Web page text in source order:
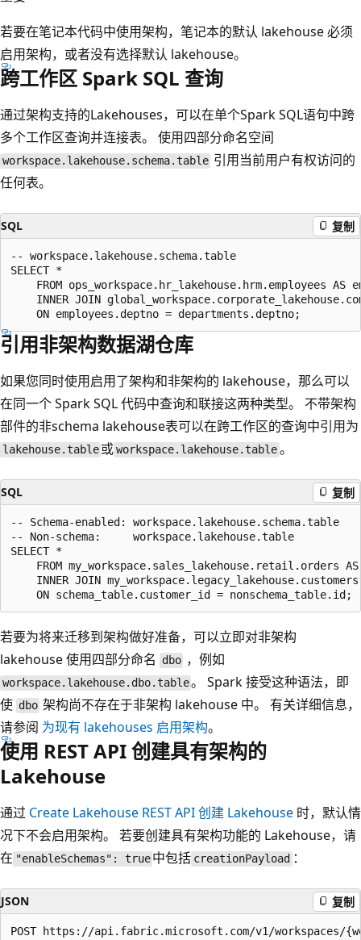
若要在笔记本代码中使用架构，笔记本的默认 lakehouse 必须
启用架构，或者没有选择默认 lakehouse。
跨工作区 Spark SQL 查询
通过架构支持的Lakehouses，可以在单个Spark SQL语句中跨
多个工作区查询并连接表。 使用四部分命名空间
workspace.lakehouse.schema.table 引用当前用户有权访问的
任何表。
SQL 复制
-- workspace.lakehouse.schema.table
SELECT *
FROM ops_workspace.hr_lakehouse.hrm.employees AS
INNER JOIN
引用非架构数据湖仓库
如果您同时使用启用了架构和非架构的 lakehouse，那么可以
在同一个 Spark SQL 代码中查询和联接这两种类型。 不带架构
部件的非schema lakehouse表可以在跨工作区的查询中引用为
lakehouse.table 或workspace.lakehouse.table。
SQL 复制
-- Schema-enabled: workspace.lakehouse.schema.table
-- Non-schema:     workspace.lakehouse.table
SELECT *
FROM my_workspace.sales_lakehouse.retail.orders
INNER JOIN
若要为将来迁移到架构做好准备，可以立即对非架构
lakehouse 使用四部分命名
dbo ，例如
workspace.lakehouse.dbo.table。 Spark 接受这种语法，即
使 dbo 架构尚不存在于非架构 lakehouse 中。 有关详细信息，
请参阅 为现有 lakehouses 启用架构。
使用 REST API 创建具有架构的
Lakehouse
通过 Create Lakehouse REST API 创建 Lakehouse 时，默认情
况下不会启用架构。 若要创建具有架构功能的 Lakehouse，请
在 "enableSchemas": true 中包括 creationPayload ：
JSON 复制
POST https://api.fabric.microsoft.com/v1/workspaces/